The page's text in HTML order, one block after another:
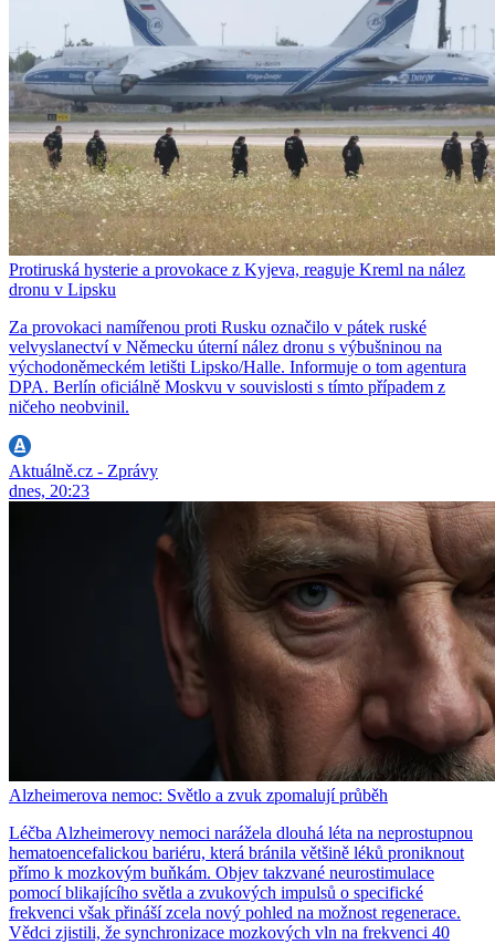
Protiruská hysterie a provokace z Kyjeva, reaguje Kreml na nález
dronu v Lipsku
Za provokaci namířenou proti Rusku označilo v pátek ruské
velvyslanectví v Německu úterní nález dronu s výbušninou na
východoněmeckém letišti Lipsko/Halle. Informuje o tom agentura
DPA. Berlín oficiálně Moskvu v souvislosti s tímto případem z
ničeho neobvinil.
Aktuálně.cz - Zprávy
dnes, 20:23
Alzheimerova nemoc: Světlo a zvuk zpomalují průběh
Léčba Alzheimerovy nemoci narážela dlouhá léta na neprostupnou
hematoencefalickou bariéru, která bránila většině léků proniknout
přímo k mozkovým buňkám. Objev takzvané neurostimulace
pomocí blikajícího světla a zvukových impulsů o specifické
frekvenci však přináší zcela nový pohled na možnost regenerace.
Vědci zjistili, že synchronizace mozkových vln na frekvenci 40